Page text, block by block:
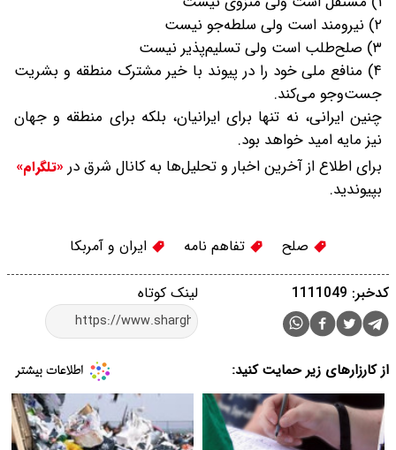
۲) نیرومند است ولی سلطه‌جو نیست
۳) صلح‌طلب است ولی تسلیم‌پذیر نیست
۴) منافع ملی خود را در پیوند با خیر مشترک منطقه و بشریت
جست‌وجو می‌کند.
چنین ایرانی، نه تنها برای ایرانیان، بلکه برای منطقه و جهان
نیز مایه امید خواهد بود.
برای اطلاع از آخرین اخبار و تحلیل‌ها به کانال شرق در «تلگرام»
بپیوندید.
صلح تفاهم نامه ایران و آمربکا
لینک کوتاه کدخبر: 1111049
از کارزارهای زیر حمایت کنید: